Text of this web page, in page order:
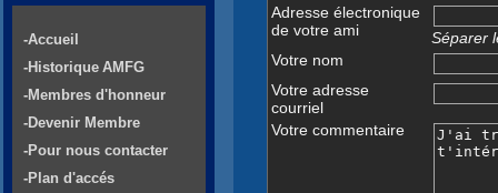
Adresse électronique
de votre ami
Séparer
Votre nom
Votre adresse
courriel
Votre commentaire
-Accueil
-Historique AMFG
-Membres d'honneur
-Devenir Membre
-Pour nous contacter
-Plan d'accés